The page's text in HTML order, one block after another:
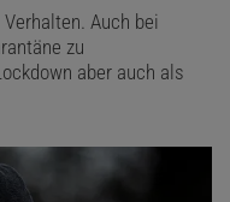
Auch bei
zu
aber auch als